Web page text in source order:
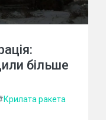
більше
Крилата ракета